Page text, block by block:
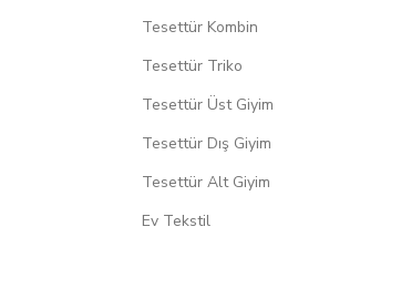
Tesettür Kombin
Tesettür Triko
Tesettür Üst Giyim
Tesettür Dış Giyim
Tesettür Alt Giyim
Ev Tekstil